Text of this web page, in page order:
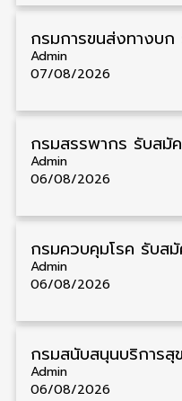
Admin
07/08/2026
Admin
06/08/2026
Admin
06/08/2026
Admin
06/08/2026